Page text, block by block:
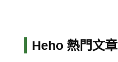
Heho 熱門文章